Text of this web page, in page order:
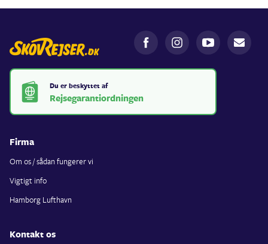
Du er beskyttet af
Rejsegarantiordningen
Firma
Om os / sådan fungerer vi
Vigtigt info
Hamborg Lufthavn
Kontakt os